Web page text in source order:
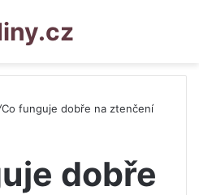
Co funguje dobře na ztenčení
dobře